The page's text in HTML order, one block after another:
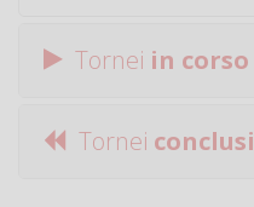
Tornei in corso
Tornei conclusi